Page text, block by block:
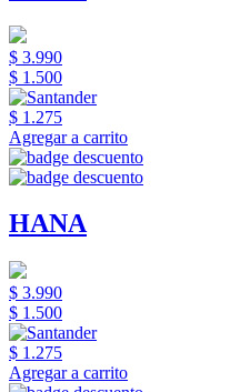
$ 3.990
$ 1.500
$ 1.275
Agregar a carrito
HANA
$ 3.990
$ 1.500
$ 1.275
Agregar a carrito